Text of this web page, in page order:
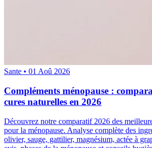
Sante • 01 Aoû 2026
Compléments ménopause :
cures naturelles en 2026
Découvrez notre comparatif 2026 des
pour la ménopause. Analyse complète des
olivier, sauge, gattilier, magnésium, actée à